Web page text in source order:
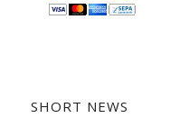
SHORT NEWS